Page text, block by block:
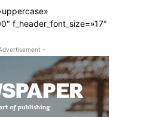
f_header_font_size=»17″
-